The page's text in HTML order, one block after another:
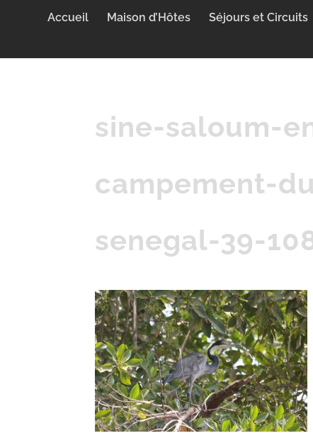
Accueil Maison d’Hôtes Séjours et Circuits
sine-saloum-
campement-
senegal-39-